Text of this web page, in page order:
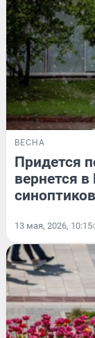
ВЕСНА
Придется
вернется
синоптиков
13 мая, 2026, 10:15